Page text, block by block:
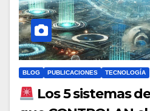
BLOG PUBLICACIONES TECNOLOGÍA
Los 5 sistemas